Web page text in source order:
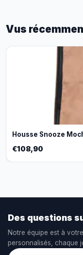
Vus
Housse Snooze
€108,90
Des questions
Notre équipe est à
personnalisés, chaque